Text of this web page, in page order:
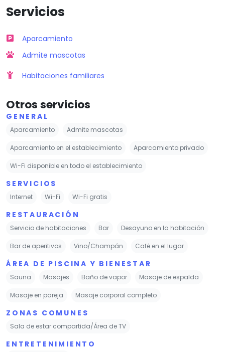
Servicios
Aparcamiento
Admite mascotas
Habitaciones familiares
Otros servicios
GENERAL
Aparcamiento Admite mascotas
Aparcamiento en el establecimiento Aparcamiento privado
Wi-Fi disponible en todo el establecimiento
SERVICIOS
Internet Wi-Fi Wi-Fi gratis
RESTAURACIÓN
Servicio de habitaciones Bar Desayuno en la habitación
Bar de aperitivos Vino/Champán Café en el lugar
ÁREA DE PISCINA Y BIENESTAR
Sauna Masajes Baño de vapor Masaje de espalda
Masaje en pareja Masaje corporal completo
ZONAS COMUNES
Sala de estar compartida/Área de TV
ENTRETENIMIENTO